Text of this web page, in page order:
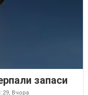
запаси
Вчора